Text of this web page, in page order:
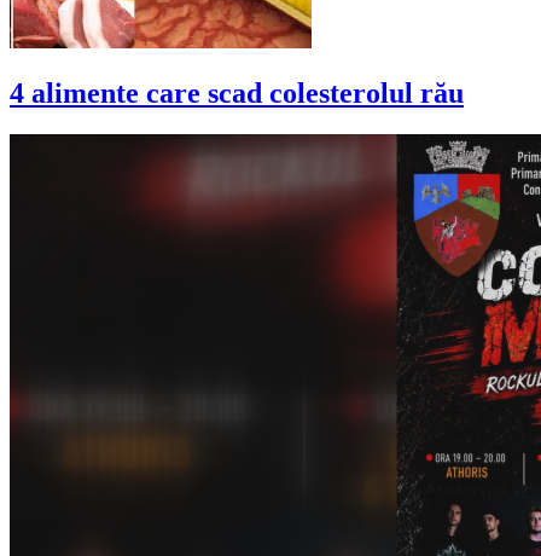
4 alimente care scad colesterolul rău